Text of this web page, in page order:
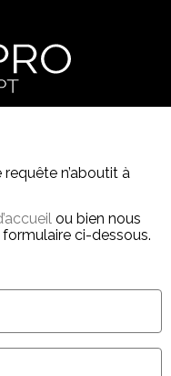
n’aboutit à
ou bien nous
ci-dessous.